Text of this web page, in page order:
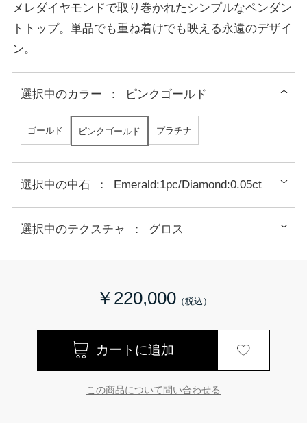
メレダイヤモンドで取り巻かれたシンプルなペンダン
トトップ。単品でも重ね着けでも映える永遠のデザイ
ン。
選択中のカラー ： ピンクゴールド
ゴールド ピンクゴールド プラチナ
選択中の中石 ： Emerald:1pc/Diamond:0.05ct
選択中のテクスチャ ： グロス
￥220,000
この商品について問い合わせる